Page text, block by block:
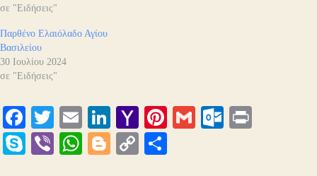
σε "Ειδήσεις"
Παρθένο Ελαιόλαδο Αγίου
Βασιλείου
30 Ιουλίου 2024
σε "Ειδήσεις"
Fa
ce
bo
T
wi
tte
E
m
ail
Li
nk
ed
Y
ah
oo
Pi G
O
S
Vi W Bl C